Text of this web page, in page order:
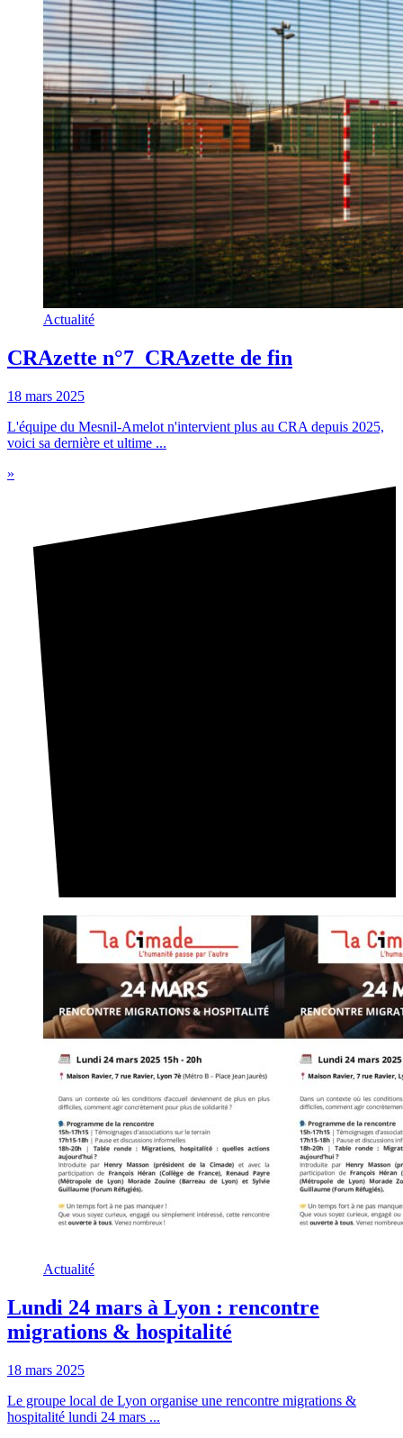
Actualité
CRAzette n°7_CRAzette de fin
18 mars 2025
L'équipe du Mesnil-Amelot n'intervient plus au CRA depuis 2025,
voici sa dernière et ultime ...
»
Actualité
Lundi 24 mars à Lyon : rencontre
migrations & hospitalité
18 mars 2025
Le groupe local de Lyon organise une rencontre migrations &
hospitalité lundi 24 mars ...